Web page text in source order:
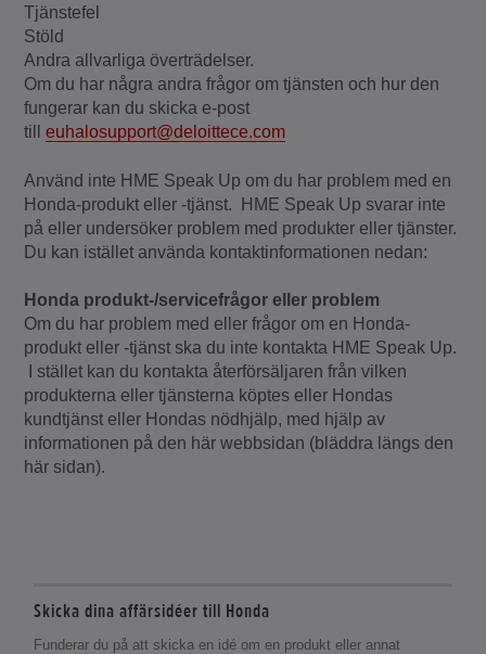
Tjänstefel
Stöld
Andra allvarliga överträdelser.
Om du har några andra frågor om tjänsten och hur den
fungerar kan du skicka e-post
tilleuhalosupport@deloittece.com
Använd inte HME Speak Up om du har problem med en
Honda-produkt eller -tjänst. HME Speak Up svarar inte
på eller undersöker problem med produkter eller tjänster.
Du kan istället använda kontaktinformationen nedan:
Honda produkt-/servicefrågor eller problem
Om du har problem med eller frågor om en Honda-
produkt eller -tjänst ska du inte kontakta HME Speak Up.
I stället kan du kontakta återförsäljaren från vilken
produkterna eller tjänsterna köptes eller Hondas
kundtjänst eller Hondas nödhjälp, med hjälp av
informationen på den här webbsidan (bläddra längs den
här sidan).
Skicka dina affärsidéer till Honda
Funderar du på att skicka en idé om en produkt eller annat